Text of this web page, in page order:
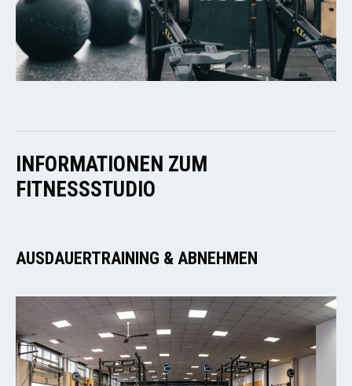
INFORMATIONEN ZUM
FITNESSSTUDIO
AUSDAUERTRAINING & ABNEHMEN